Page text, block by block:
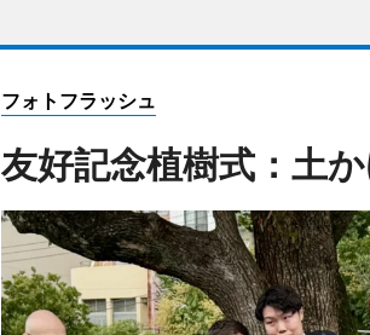
フォトフラッシュ
友好記念植樹式：土